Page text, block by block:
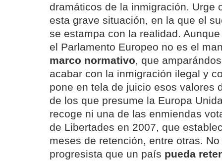
dramáticos de la inmigración. Urge
esta grave situación, en la que el
se estampa con la realidad.
el Parlamento Europeo no es el
marco normativo, que
acabar con la inmigración ilegal y
pone en tela de juicio esos valores
de los que presume la Europa
recoge ni una de las enmiendas
de Libertades en 2007, que
meses de retención, entre otras.
progresista que un país pueda